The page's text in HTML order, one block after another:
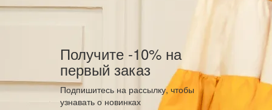
Получите -10% на
первый заказ
Подпишитесь на рассылку, чтобы
узнавать о новинках